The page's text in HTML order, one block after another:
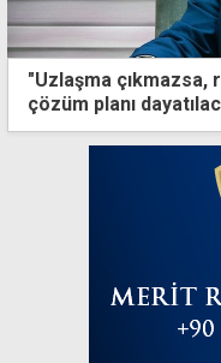
"Uzlaşma
çözüm planı